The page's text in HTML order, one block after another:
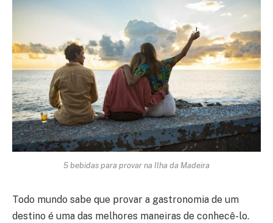
5 bebidas para provar na Ilha da Madeira
Todo mundo sabe que provar a gastronomia de um
destino é uma das melhores maneiras de conhecê-lo.